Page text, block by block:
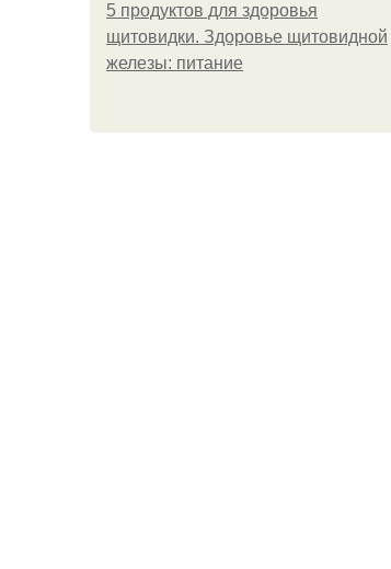
5 продуктов для здоровья
щитовидки. Здоровье щитовидной
железы: питание